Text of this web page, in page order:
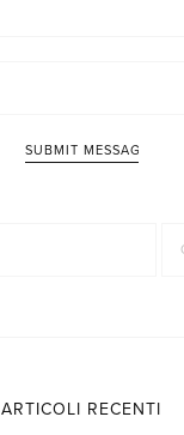
ARTICOLI RECENTI